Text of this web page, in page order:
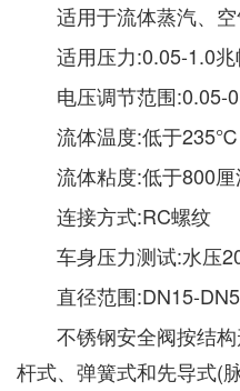
适用于流体蒸汽、空
适用压力:0.05-1.0兆
电压调节范围:0.05-
流体温度:低于235℃
流体粘度:低于800厘
连接方式:RC螺纹
车身压力测试:水压
直径范围:DN15-
不锈钢安全阀按结构
杆式、弹簧式和先导式(